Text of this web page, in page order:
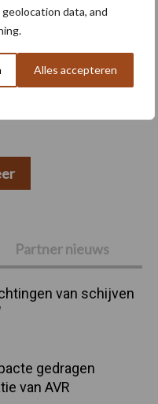
data, and
Alles accepteren
Partner nieuws
van schijven
gedragen
van AVR
Duurzaamheid